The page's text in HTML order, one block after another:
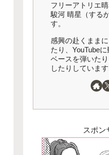
フリーアトリエ
駿河 晴星（する
す。
感興の赴くまま
たり、YouTubeに
ベースを弾いた
したりしています
スポン